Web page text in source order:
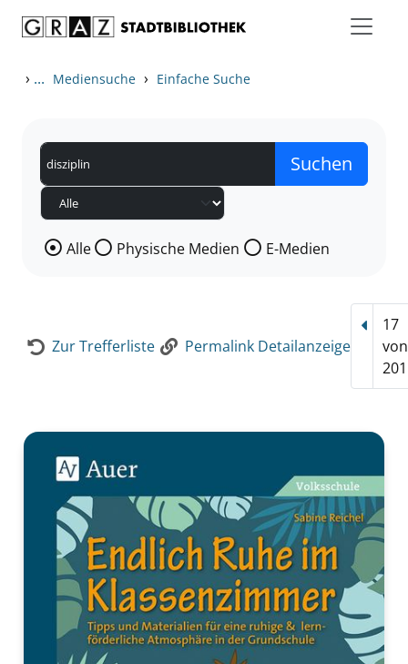
› ... Mediensuche › Einfache Suche
Wählen Sie die Medienart nach der Sie suchen wollen.
Alle Physische Medien E-Medien
Zur Trefferliste Permalink Detailanzeige
17
von
201